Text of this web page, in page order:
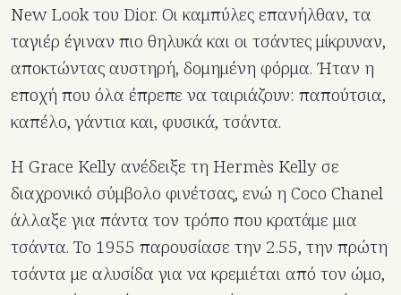
New Look του Dior. Οι καμπύλες επανήλθαν, τα
ταγιέρ έγιναν πιο θηλυκά και οι τσάντες μίκρυναν,
αποκτώντας αυστηρή, δομημένη φόρμα. Ήταν η
εποχή που όλα έπρεπε να ταιριάζουν: παπούτσια,
καπέλο, γάντια και, φυσικά, τσάντα.
Η Grace Kelly ανέδειξε τη Hermès Kelly σε
διαχρονικό σύμβολο φινέτσας, ενώ η Coco Chanel
άλλαξε για πάντα τον τρόπο που κρατάμε μια
τσάντα. Το 1955 παρουσίασε την 2.55, την πρώτη
τσάντα με αλυσίδα για να κρεμιέται από τον ώμο,